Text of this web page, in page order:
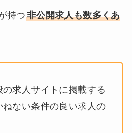
持つ非公開求人も数多くあ
求人サイトに掲載する
ねない条件の良い求人の